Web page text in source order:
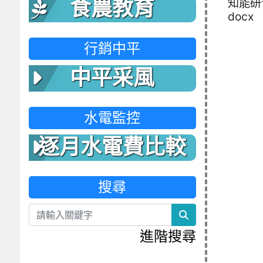
知能
docx
食農教育
行銷中平
中平采風
水電監控
逐月水電費比較
表
搜尋
search
進階搜尋